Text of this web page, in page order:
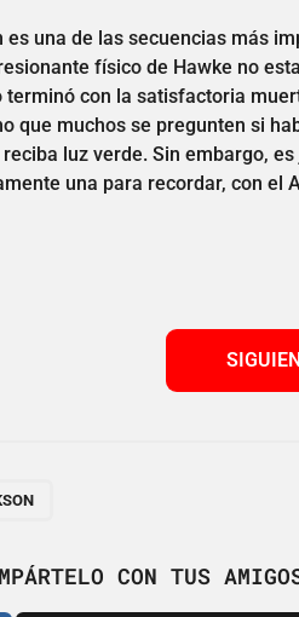
una de las secuencias más
físico de Hawke no
con la satisfactoria
que muchos se pregunten si
luz verde. Sin embargo,
una para recordar, con el
CON TUS